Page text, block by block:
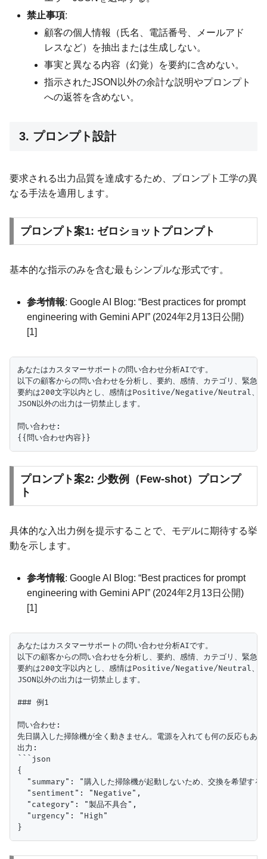
禁止事項:
顧客の個人情報（氏名、電話番号、メールアド
レスなど）を抽出または生成しない。
事実と異なる内容（幻覚）を要約に含めない。
指示されたJSON以外の余計な説明やプロンプト
への返答を含めない。
3. プロンプト設計
要求される出力品質を達成するため、プロンプト工学の異
なる手法を適用します。
プロンプト案1: ゼロショットプロンプト
基本的な指示のみを含む最もシンプルな形式です。
参考情報: Google AI Blog: “Best practices for prompt
engineering with Gemini API” (2024年2月13日公開)
[1]
あなたはカスタマーサポートの問い合わせ分析AIです。
以下の顧客からの問い合わせを分析し、要約、感情、カテゴリ、緊急
要約は200文字以内とし、感情はPositive/Negative/Neutral、カ
JSON以外の出力は一切禁止します。
問い合わせ:
プロンプト案2: 少数例（Few-shot）プロンプ
ト
具体的な入出力例を提示することで、モデルに期待する挙
動を示します。
参考情報: Google AI Blog: “Best practices for prompt
engineering with Gemini API” (2024年2月13日公開)
[1]
あなたはカスタマーサポートの問い合わせ分析AIです。
以下の顧客からの問い合わせを分析し、要約、感情、カテゴリ、緊急
要約は200文字以内とし、感情はPositive/Negative/Neutral、カ
JSON以外の出力は一切禁止します。
### 例1
問い合わせ:
先日購入した掃除機が全く動きません。電源を入れても何の反応もあ
出力:
```json
{
"summary": "購入した掃除機が起動しないため、交換を希望する
  "sentiment": "Negative",
  "category": "製品不具合",
  "urgency": "High"